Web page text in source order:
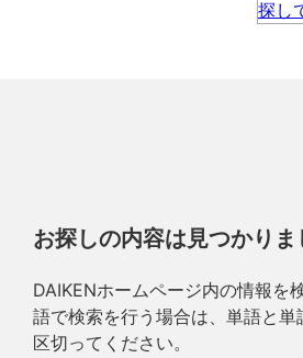
お探しの内容は見つかりま
DAIKENホームページ内の情報を
語で検索を行う場合は、単語と
区切ってください。